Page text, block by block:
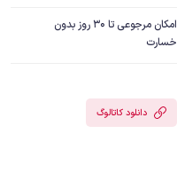
امکان مرجوعی تا 30 روز بدون
خسارت
دانلود کاتالوگ